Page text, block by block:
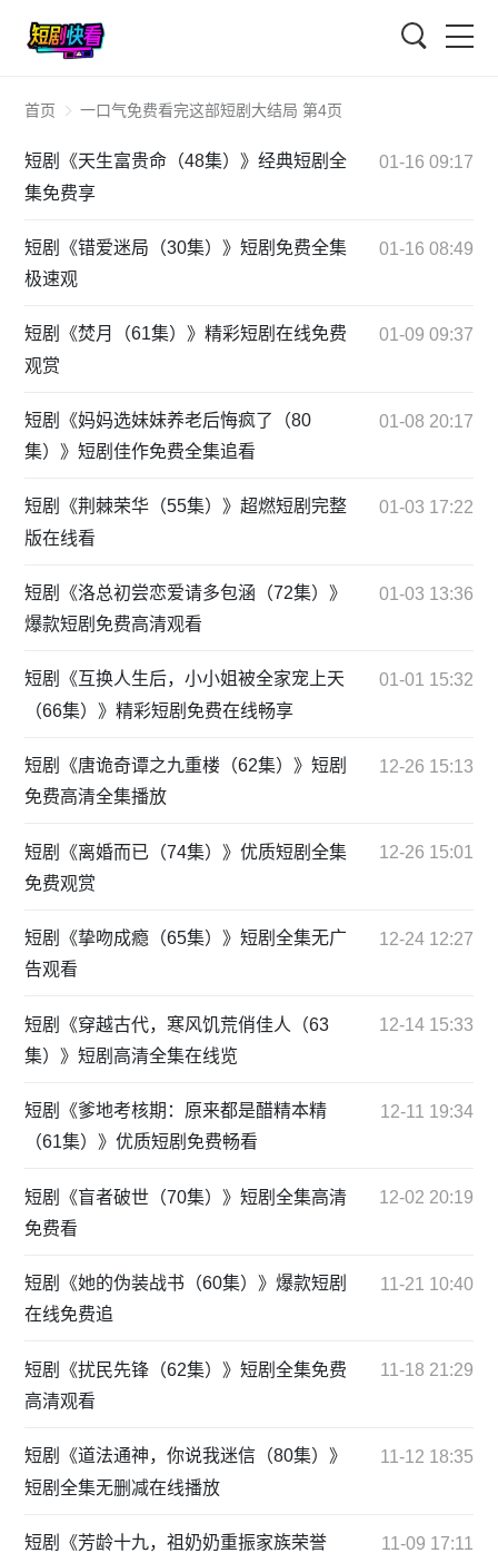
首页 一口气免费看完这部短剧大结局 第4页
短剧《天生富贵命（48集）》经典短剧全
集免费享
01-16 09:17
短剧《错爱迷局（30集）》短剧免费全集
极速观
01-16 08:49
短剧《焚月（61集）》精彩短剧在线免费
观赏
01-09 09:37
短剧《妈妈选妹妹养老后悔疯了（80
集）》短剧佳作免费全集追看
01-08 20:17
短剧《荆棘荣华（55集）》超燃短剧完整
版在线看
01-03 17:22
短剧《洛总初尝恋爱请多包涵（72集）》
爆款短剧免费高清观看
01-03 13:36
短剧《互换人生后，小小姐被全家宠上天
（66集）》精彩短剧免费在线畅享
01-01 15:32
短剧《唐诡奇谭之九重楼（62集）》短剧
免费高清全集播放
12-26 15:13
短剧《离婚而已（74集）》优质短剧全集
免费观赏
12-26 15:01
短剧《挚吻成瘾（65集）》短剧全集无广
告观看
12-24 12:27
短剧《穿越古代，寒风饥荒俏佳人（63
集）》短剧高清全集在线览
12-14 15:33
短剧《爹地考核期：原来都是醋精本精
（61集）》优质短剧免费畅看
12-11 19:34
短剧《盲者破世（70集）》短剧全集高清
免费看
12-02 20:19
短剧《她的伪装战书（60集）》爆款短剧
在线免费追
11-21 10:40
短剧《扰民先锋（62集）》短剧全集免费
高清观看
11-18 21:29
短剧《道法通神，你说我迷信（80集）》
短剧全集无删减在线播放
11-12 18:35
短剧《芳龄十九，祖奶奶重振家族荣誉
11-09 17:11